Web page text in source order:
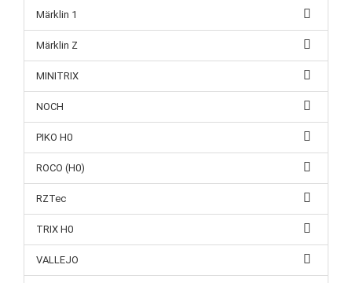
Märklin 1
Märklin Z
MINITRIX
NOCH
PIKO H0
ROCO (H0)
RZTec
TRIX H0
VALLEJO